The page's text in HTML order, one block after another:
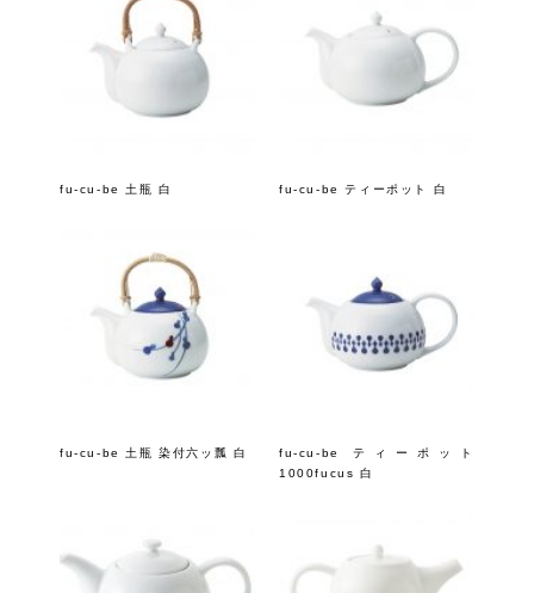
fu-cu-be 土瓶 白 fu-cu-be ティーポット 白
fu-cu-be 土瓶 染付六ッ瓢 白
fu-cu-be ティーポット
1000fucus 白